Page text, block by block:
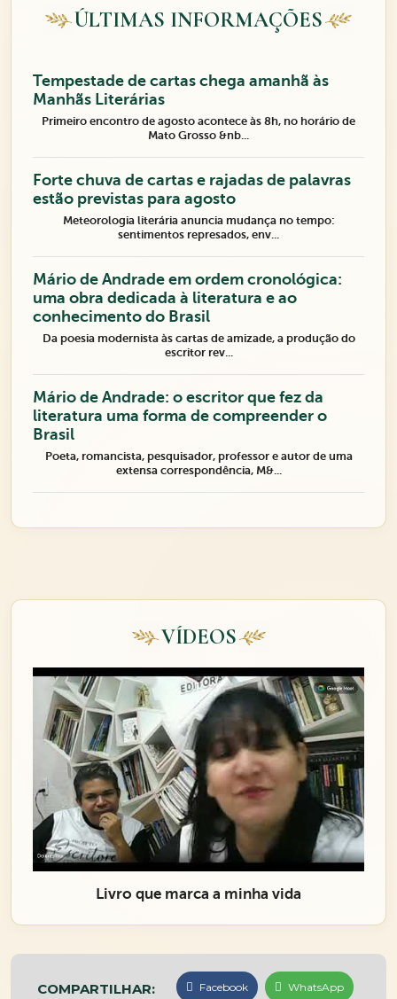
ÚLTIMAS INFORMAÇÕES
Tempestade de cartas chega amanhã às
Manhãs Literárias
Primeiro encontro de agosto acontece às 8h, no horário de
Mato Grosso &nb...
Forte chuva de cartas e rajadas de palavras
estão previstas para agosto
Meteorologia literária anuncia mudança no tempo:
sentimentos represados, env...
Mário de Andrade em ordem cronológica:
uma obra dedicada à literatura e ao
conhecimento do Brasil
Da poesia modernista às cartas de amizade, a produção do
escritor rev...
Mário de Andrade: o escritor que fez da
literatura uma forma de compreender o
Brasil
Poeta, romancista, pesquisador, professor e autor de uma
extensa correspondência, M&...
VÍDEOS
Livro que marca a minha vida
COMPARTILHAR: Facebook WhatsApp